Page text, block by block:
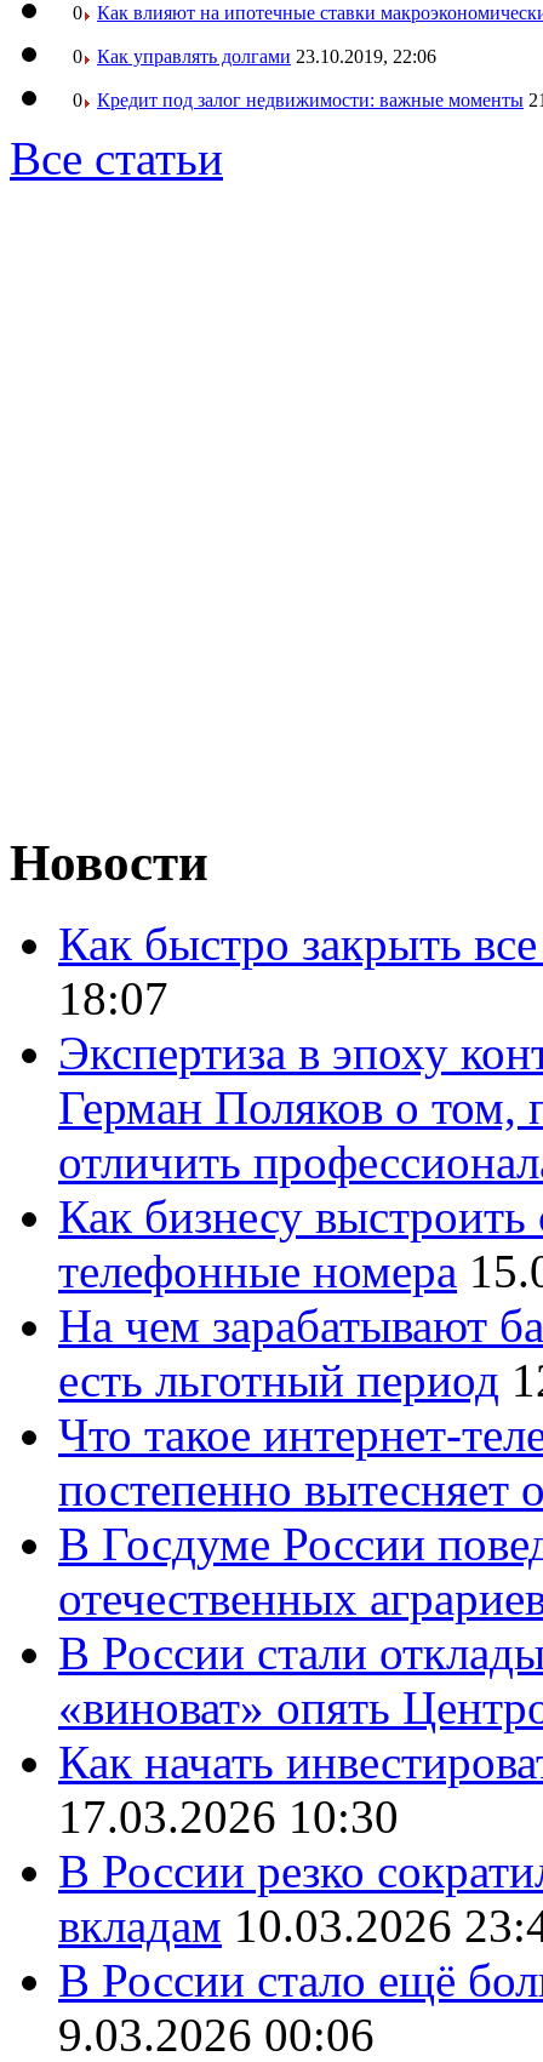
0 Как влияют на ипотечные ставки
0 Как управлять долгами 23.10.2019, 22:06
0 Кредит под залог недвижимости: важные моменты
Все статьи
Новости
Как быстро закрыть
18:07
Экспертиза в эпоху
Герман Поляков о том,
отличить
Как бизнесу
телефонные номера
На чем зарабатывают
есть льготный период
Что такое интернет-
постепенно вытесняет
В Госдуме России
отечественных
В России стали
«виноват» опять
Как начать
17.03.2026 10:30
В России резко
вкладам 10.03.2026
В России стало ещё
9.03.2026 00:06